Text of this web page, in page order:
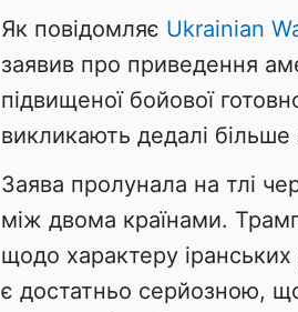
Як повідомляє Ukrainian
заявив про приведення
підвищеної бойової
викликають дедалі
Заява пролунала на тлі
між двома країнами.
щодо характеру іранських
є достатньо серйозною,